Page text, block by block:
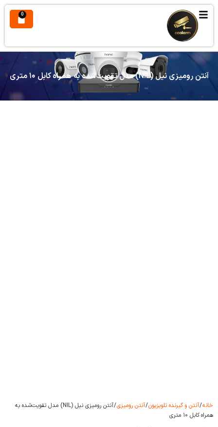
0
آنتن رومیزی نیل (NIL) مدل تقویت‌شده به همراه کابل ۱۰ متری
خانه/آنتن و گیرنده تلویزیون/آنتن رومیزی
/ آنتن رومیزی نیل (NIL) مدل تقویت‌شده به
همراه کابل ۱۰ متری